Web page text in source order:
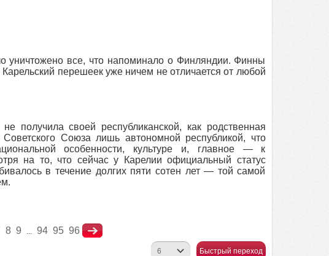
все, что напоминало о Финляндии. Финны
перешеек уже ничем не отличается от любой
получила своей республиканской, как родственная
Союза лишь автономной республикой, что
особенности, культуре и, главное — к
на то, что сейчас у Карелии официальный статус
в течение долгих пяти сотен лет — той самой
8 9 ... 94 95 96
Быстрый переход